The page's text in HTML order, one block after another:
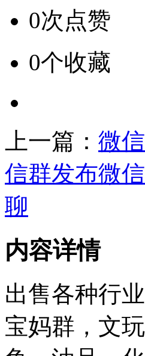
0次点赞
0个收藏
上一篇： 微
信群发布微
聊
内容详情
出售各种行
宝妈群，文